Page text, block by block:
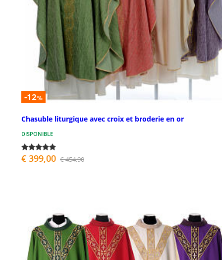
-12%
Chasuble liturgique avec croix et broderie en or
DISPONIBLE
€ 399,00 € 454,90